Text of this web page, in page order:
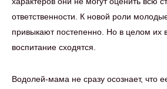
ответственности. К новой роли
привыкают постепенно. Но в целом их
воспитание сходятся.
Водолей-мама не сразу осознает, что